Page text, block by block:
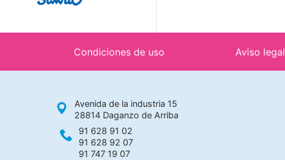
Condiciones de uso Aviso legal
Avenida de la industria 15
28814 Daganzo de Arriba
91 628 91 02
91 628 92 07
91 747 19 07